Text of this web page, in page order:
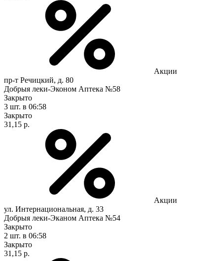
Акции
пр-т Речицкий, д. 80
Добрыя леки-Эконом Аптека №58
Закрыто
3 шт. в 06:58
Закрыто
31,15 р.
Акции
ул. Интернациональная, д. 33
Добрыя леки-Эканом Аптека №54
Закрыто
2 шт. в 06:58
Закрыто
31,15 р.